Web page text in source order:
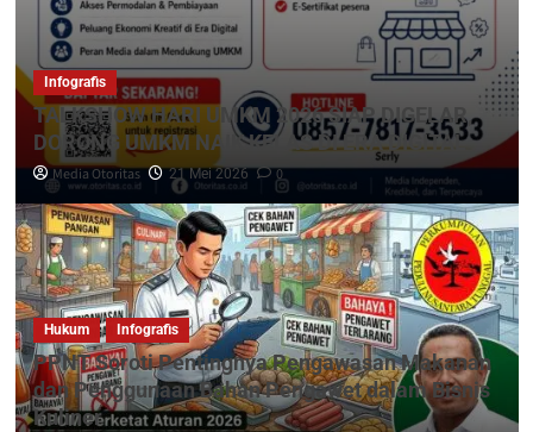
Infografis
TALKSHOW HARI UMKM 2026 SIAP DIGELAR,
DORONG UMKM NAIK KELAS DI ERA DIGITAL
Media Otoritas 21 Mei 2026 0
Hukum Infografis
PPNT Soroti Pentingnya Pengawasan Makanan
dan Penggunaan Bahan Pengawet dalam Bisnis
Kuliner